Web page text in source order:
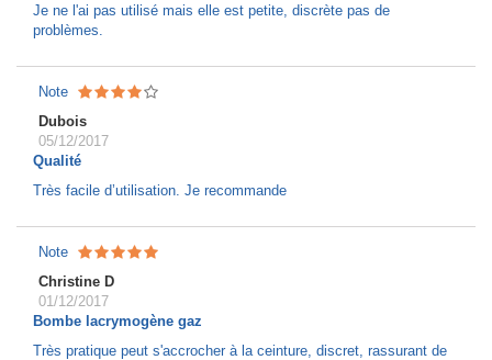
Je ne l'ai pas utilisé mais elle est petite, discrète pas de
problèmes.
Note
Dubois
05/12/2017
Qualité
Très facile d’utilisation. Je recommande
Note
Christine D
01/12/2017
Bombe lacrymogène gaz
Très pratique peut s'accrocher à la ceinture, discret, rassurant de